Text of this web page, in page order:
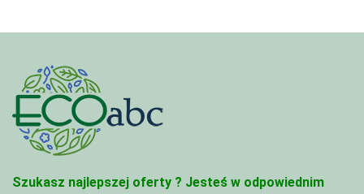
Szukasz najlepszej oferty ? Jesteś w odpowiednim